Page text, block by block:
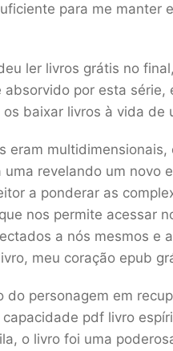
para me manter
ler livros grátis no
absorvido por esta
baixar livros à vida de
eram
uma revelando um novo
a ponderar as
nos permite acessar
a nós mesmos e
meu coração epub
do personagem em
pdf livro
o livro foi uma